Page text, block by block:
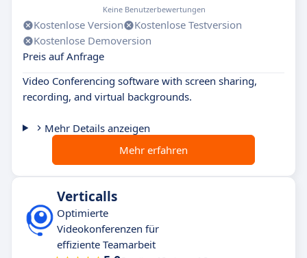
Keine Benutzerbewertungen
Kostenlose Version
Kostenlose Testversion
Kostenlose Demoversion
Preis auf Anfrage
Video Conferencing software with screen sharing,
recording, and virtual backgrounds.
Mehr Details anzeigen
Mehr erfahren
Verticalls
Optimierte
Videokonferenzen für
effiziente Teamarbeit